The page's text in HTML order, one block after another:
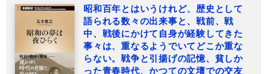
昭和百年とはいうけれど、歴史として
語られる数々の出来事と、戦前、戦
中、戦後にかけて自身が経験してきた
事々は、重なるようでいてどこか重な
らない。戦争と引揚げの記憶、貧しか
った青春時代、かつての文壇での交友